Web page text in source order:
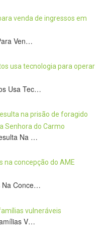
Ven…
Usa Tec…
Na …
Na Conce…
V…